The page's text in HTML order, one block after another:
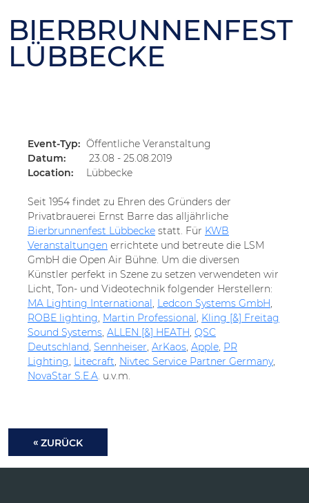
BIERBRUNNENFEST
LÜBBECKE
Event-Typ: Öffentliche Veranstaltung
Datum:
23.08 - 25.08.2019
Location:
Lübbecke
Seit 1954 findet zu Ehren des Gründers der
Privatbrauerei Ernst Barre das alljährliche
Bierbrunnenfest Lübbecke statt. Für KWB
Veranstaltungen errichtete und betreute die LSM
GmbH die Open Air Bühne. Um die diversen
Künstler perfekt in Szene zu setzen verwendeten wir
Licht, Ton- und Videotechnik folgender Herstellern:
MA Lighting International, Ledcon Systems GmbH,
ROBE lighting, Martin Professional, Kling [&] Freitag
Sound Systems, ALLEN [&] HEATH, QSC
Deutschland, Sennheiser, ArKaos, Apple, PR
Lighting, Litecraft, Nivtec Service Partner Germany,
NovaStar S.E.A. u.v.m.
ZURÜCK